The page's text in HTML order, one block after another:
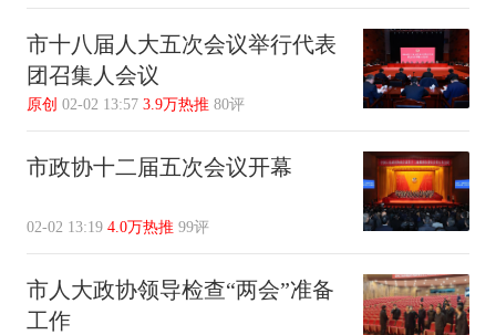
市十八届人大五次会议举行代表
团召集人会议
原创 02-02 13:57 3.9万热推 80评
市政协十二届五次会议开幕
02-02 13:19 4.0万热推 99评
市人大政协领导检查“两会”准备
工作